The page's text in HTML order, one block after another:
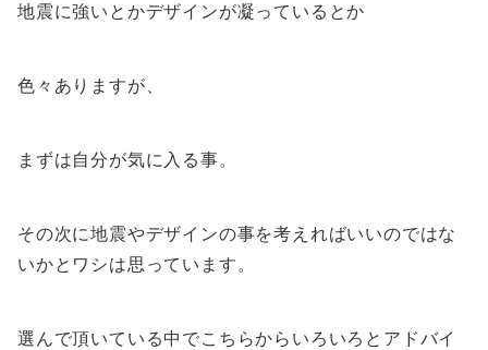
地震に強いとかデザインが凝っているとか
色々ありますが、
まずは自分が気に入る事。
その次に地震やデザインの事を考えればいいのではな
いかとワシは思っています。
選んで頂いている中でこちらからいろいろとアドバイ